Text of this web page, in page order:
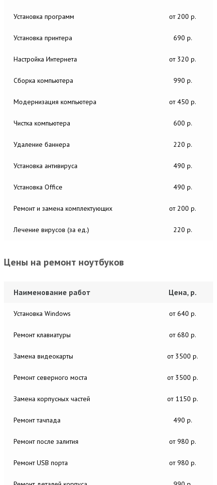
Установка программ от 200 р.
Установка принтера 690 р.
Настройка Интернета от 320 р.
Сборка компьютера 990 р.
Модернизация компьютера от 450 р.
Чистка компьютера 600 р.
Удаление баннера 220 р.
Установка антивируса 490 р.
Установка Office 490 р.
Ремонт и замена комплектующих от 200 р.
Лечение вирусов (за ед.) 220 р.
Цены на ремонт ноутбуков
Наименование работ Цена, р.
Установка Windows от 640 р.
Ремонт клавиатуры от 680 р.
Замена видеокарты от 3500 р.
Ремонт северного моста от 3500 р.
Замена корпусных частей от 1150 р.
Ремонт тачпада 490 р.
Ремонт после залития от 980 р.
Ремонт USB порта от 980 р.